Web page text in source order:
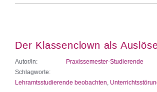
Der Klassenclown als
Autor/in:
Praxissemester-Studierende
Schlagworte:
Lehramtsstudierende beobachten